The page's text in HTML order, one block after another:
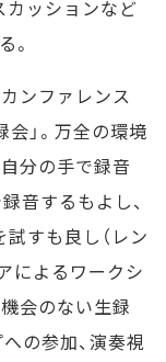
カッションなど
。
ンファレンス
」。万全の環境
分の手で録音
音するもよし、
すも良し（レン
によるワークシ
会のない生録
の参加、演奏視